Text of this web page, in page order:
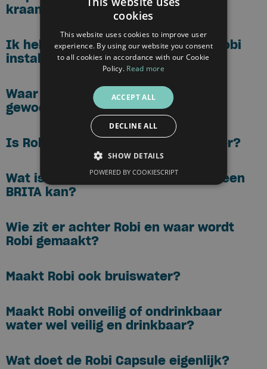
kraan...
Ik heb een boiler. Kan ik dan een Robi
installeren?
Waar dient Robi voor? Je kan toch
gewoon kraanwater drinken?
Is Robi duurzamer dan flessenwater?
Wat is het verschil tussen Robi en een
BRITA kan?
Wie zit er achter Robi en waar wordt
Robi gemaakt?
Maakt Robi ook bruiswater?
Maakt Robi onveilig of ondrinkbaar
water wel veilig en drinkbaar?
Wat doet de Robi Capsule eigenlijk?
FRENCH
ENGLISH
cookies
This website uses cookies to improve user
experience. By using our website you consent
to all cookies in accordance with our Cookie
Policy. Read more
ACCEPT ALL
DECLINE ALL
SHOW DETAILS
POWERED BY COOKIESCRIPT